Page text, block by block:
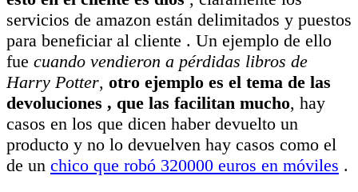
servicios de amazon están delimitados y puestos
para beneficiar al cliente . Un ejemplo de ello
fue cuando vendieron a pérdidas libros de
Harry Potter, otro ejemplo es el tema de las
devoluciones , que las facilitan mucho, hay
casos en los que dicen haber devuelto un
producto y no lo devuelven hay casos como el
de un chico que robó 320000 euros en móviles .